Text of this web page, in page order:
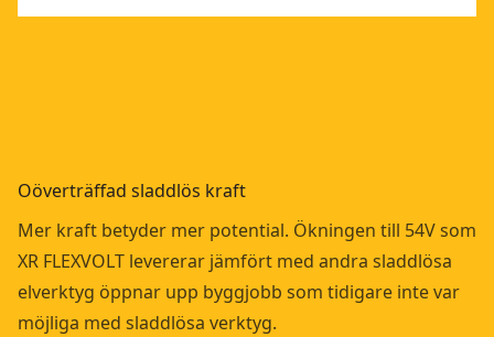
Oöverträffad sladdlös kraft
Mer kraft betyder mer potential. Ökningen till 54V som
XR FLEXVOLT levererar jämfört med andra sladdlösa
elverktyg öppnar upp byggjobb som tidigare inte var
möjliga med sladdlösa verktyg.